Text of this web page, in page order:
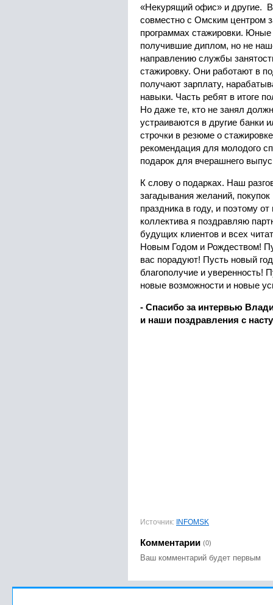
«Некурящий офис» и другие.
совместно с Омским центром
программах стажировки.
получившие диплом, но не
направлению службы
стажировку. Они работают в
получают зарплату,
навыки. Часть ребят в итоге
Но даже те, кто не занял
устраиваются в другие банки
строчки в резюме о
рекомендация для молодого
подарок для вчерашнего
К слову о подарках. Наш
загадывания желаний, покупок
праздника в году, и поэтому
коллектива я поздравляю
будущих клиентов и всех
Новым Годом и Рождеством!
вас порадуют! Пусть новый
благополучие и уверенность!
новые возможности и новые
- Спасибо за интервью
и наши поздравления с
Источник: INFOMSK
Комментарии (0)
Ваш комментарий будет первым